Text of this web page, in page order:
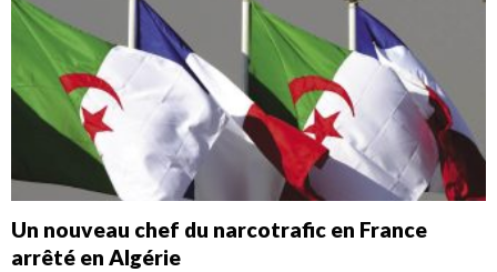
Un nouveau chef du narcotrafic en France
arrêté en Algérie